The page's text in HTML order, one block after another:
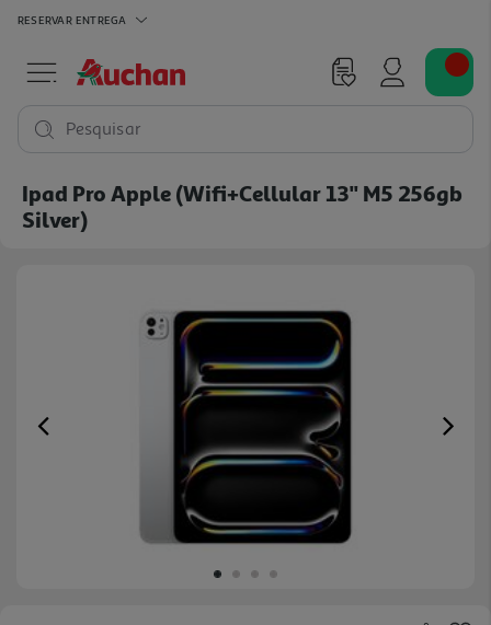
RESERVAR ENTREGA
Pesquisar
Ipad Pro Apple (wifi+cellular 13'' M5 256gb
Silver)
Previous